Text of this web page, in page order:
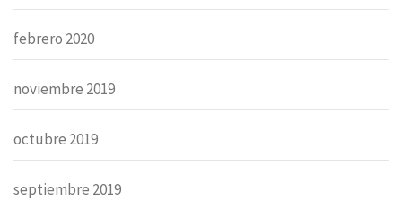
febrero 2020
noviembre 2019
octubre 2019
septiembre 2019